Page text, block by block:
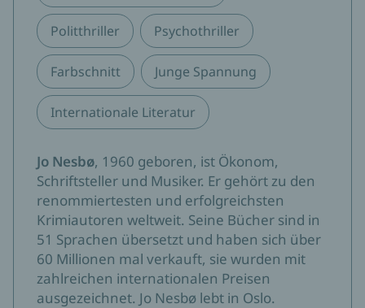
Politthriller Psychothriller
Farbschnitt Junge Spannung
Internationale Literatur
Jo Nesbø, 1960 geboren, ist Ökonom,
Schriftsteller und Musiker. Er gehört zu den
renommiertesten und erfolgreichsten
Krimiautoren weltweit. Seine Bücher sind in
51 Sprachen übersetzt und haben sich über
60 Millionen mal verkauft, sie wurden mit
zahlreichen internationalen Preisen
ausgezeichnet. Jo Nesbø lebt in Oslo.